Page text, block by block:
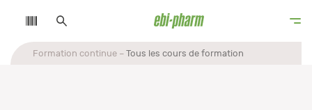
Formation continue Tous les cours de formation